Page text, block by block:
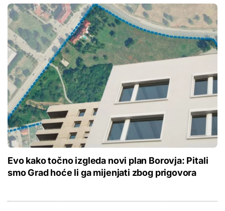
Evo kako točno izgleda novi plan Borovja: Pitali
smo Grad hoće li ga mijenjati zbog prigovora